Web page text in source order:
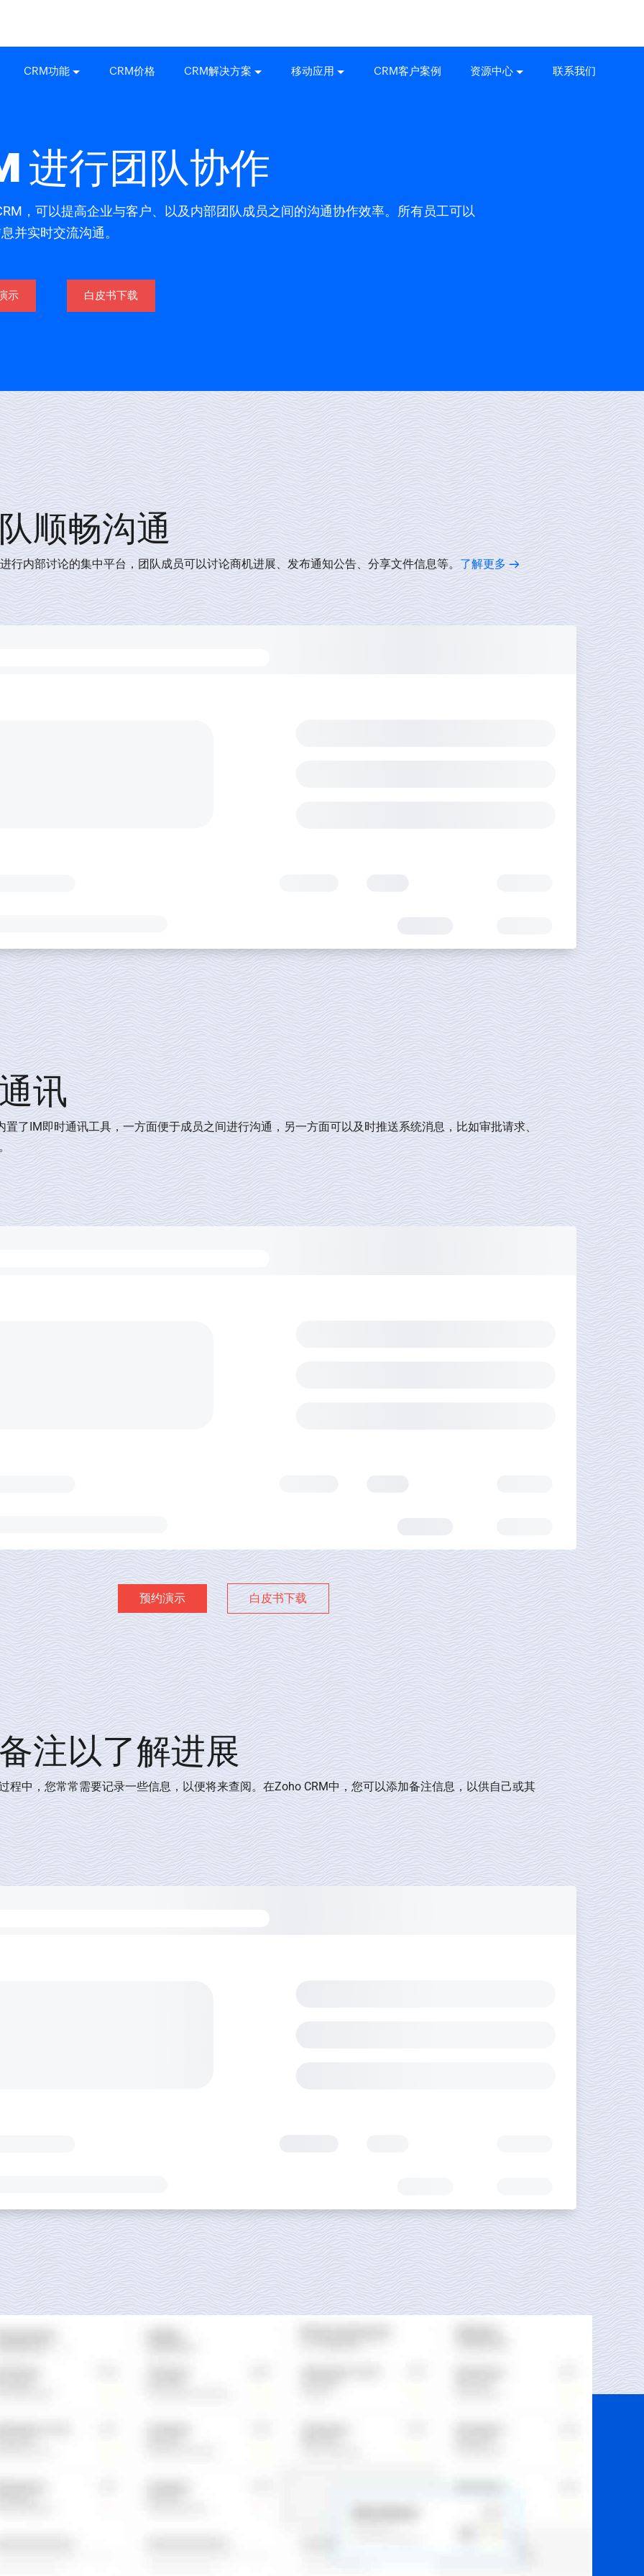
CRM功能 CRM价格 CRM解决方案 移动应用 CRM客户案例 资源中心 联系我们
进行团队协作
，可以提高企业与客户、以及内部团队成员之间的沟通协作效率。所有员工可以
并实时交流沟通。
示 白皮书下载
顺畅沟通
行内部讨论的集中平台，团队成员可以讨论商机进展、发布通知公告、分享文件信息等。 了解更多
讯
置了IM即时通讯工具，一方面便于成员之间进行沟通，另一方面可以及时推送系统消息，比如审批请求、
预约演示 白皮书下载
注以了解进展
程中，您常常需要记录一些信息，以便将来查阅。在Zoho CRM中，您可以添加备注信息，以供自己或其
始更好、更